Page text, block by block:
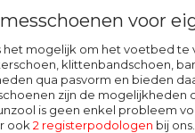
voor
mogelijk om het voetbed
klittenbandschoen,
qua pasvorm en bieden
zijn de
is geen enkel probleem
ook 2 registerpodologen bij ons.